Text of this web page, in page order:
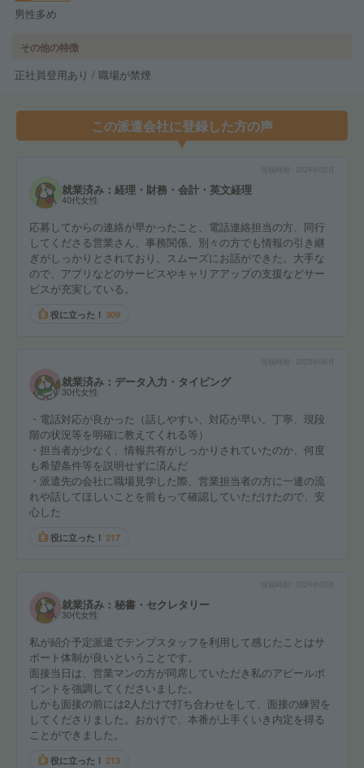
男性多め
その他の特徴
正社員登用あり / 職場が禁煙
この派遣会社に登録した方の声
2024年02月
就業済み：経理・財務・会計・英文経理
40代女性
応募してからの連絡が早かったこと、電話連絡担当の方、同行
してくださる営業さん、事務関係、別々の方でも情報の引き継
ぎがしっかりとされており、スムーズにお話ができた。大手な
ので、アプリなどのサービスやキャリアアップの支援などサー
ビスが充実している。
役に立った！ 309
就業済み：データ入力・タイピング
30代女性
・電話対応が良かった（話しやすい、対応が早い、丁寧、現段
階の状況等を明確に教えてくれる等）
・担当者が少なく、情報共有がしっかりされていたのか、何度
も希望条件等を説明せずに済んだ
・派遣先の会社に職場見学した際、営業担当者の方に一連の流
れや話してほしいことを前もって確認していただけたので、安
心した
役に立った！ 217
2024年03月
就業済み：秘書・セクレタリー
30代女性
私が紹介予定派遣でテンプスタッフを利用して感じたことはサ
ポート体制が良いということです。
面接当日は、営業マンの方が同席していただき私のアピールポ
イントを強調してくださいました。
しかも面接の前には2人だけで打ち合わせをして、面接の練習を
してくださりました。おかげで、本番が上手くいき内定を得る
ことができました。
役に立った！ 213